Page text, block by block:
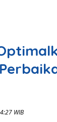
WIB